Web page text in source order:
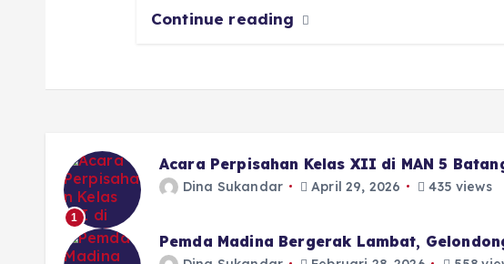
Continue reading
1
Acara Perpisahan Kelas XII di MAN 5
Dina Sukandar April 29, 2026 435 views
Pemda Madina Bergerak Lambat,